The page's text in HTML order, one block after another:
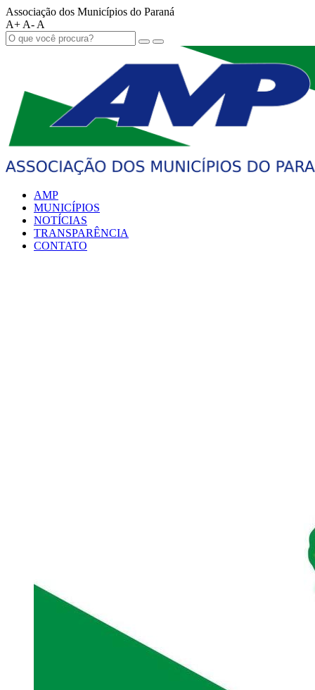
Associação dos Municípios do Paraná
A+ A- A
AMP
MUNICÍPIOS
NOTÍCIAS
TRANSPARÊNCIA
CONTATO